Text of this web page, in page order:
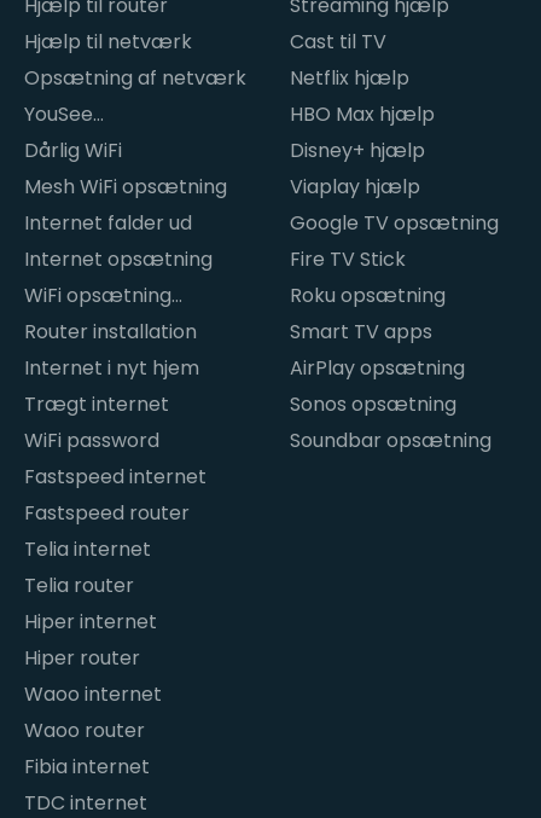
Hjælp til netværk
Opsætning af netværk
YouSee
internetproblemer
Dårlig WiFi
Mesh WiFi opsætning
Internet falder ud
Internet opsætning
WiFi opsætning
hjemme
Router installation
Internet i nyt hjem
Trægt internet
WiFi password
Fastspeed internet
Fastspeed router
Telia internet
Telia router
Hiper internet
Hiper router
Waoo internet
Waoo router
Fibia internet
TDC internet
Cast til TV
Netflix hjælp
HBO Max hjælp
Disney+ hjælp
Viaplay hjælp
Google TV opsætning
Fire TV Stick
Roku opsætning
Smart TV apps
AirPlay opsætning
Sonos opsætning
Soundbar opsætning